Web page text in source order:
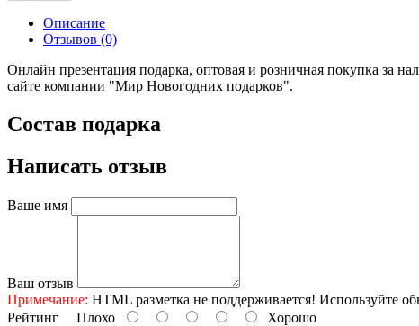
Описание
Отзывов (0)
Онлайн презентация подарка, оптовая и розничная покупка за
сайте компании "Мир Новогодних подарков".
Состав подарка
Написать отзыв
Ваше имя
Ваш отзыв
Примечание: HTML разметка не поддерживается! Используйте
Рейтинг Плохо Хорошо